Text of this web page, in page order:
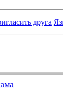
друга